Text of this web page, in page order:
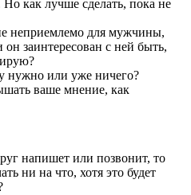
как лучше сделать, пока не
неприемлемо для мужчины,
он заинтересован с ней быть,
нужно или уже ничего?
ваше мнение, как
напишет или позвонит, то
ни на что, хотя это будет